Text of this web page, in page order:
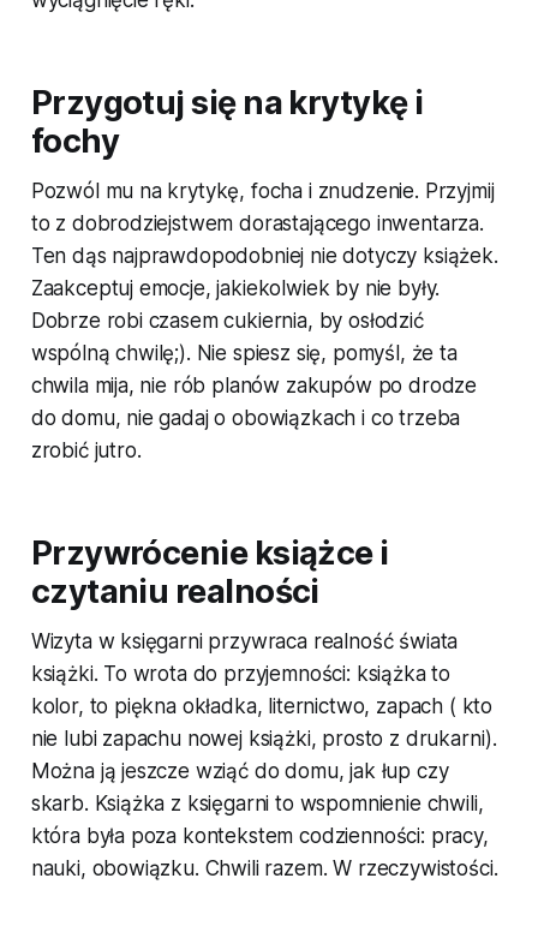
Przygotuj się na krytykę i
fochy
Pozwól mu na krytykę, focha i znudzenie. Przyjmij
to z dobrodziejstwem dorastającego inwentarza.
Ten dąs najprawdopodobniej nie dotyczy książek.
Zaakceptuj emocje, jakiekolwiek by nie były.
Dobrze robi czasem cukiernia, by osłodzić
wspólną chwilę;). Nie spiesz się, pomyśl, że ta
chwila mija, nie rób planów zakupów po drodze
do domu, nie gadaj o obowiązkach i co trzeba
zrobić jutro.
Przywrócenie książce i
czytaniu realności
Wizyta w księgarni przywraca realność świata
książki. To wrota do przyjemności: książka to
kolor, to piękna okładka, liternictwo, zapach ( kto
nie lubi zapachu nowej książki, prosto z drukarni).
Można ją jeszcze wziąć do domu, jak łup czy
skarb. Książka z księgarni to wspomnienie chwili,
która była poza kontekstem codzienności: pracy,
nauki, obowiązku. Chwili razem. W rzeczywistości.